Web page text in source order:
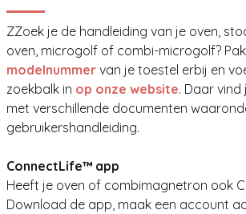
ZZoek je de handleiding van je oven,
oven, microgolf of combi-microgolf? Pak
modelnummer van je toestel erbij en
zoekbalk in op onze website. Daar vind
met verschillende documenten
gebruikershandleiding.
ConnectLife™ app
Heeft je oven of combimagnetron ook
Download de app, maak een account